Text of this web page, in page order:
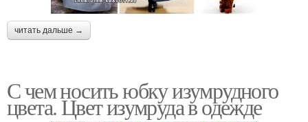
читать дальше →
С чем носить юбку изумрудного
цвета. Цвет изумруда в одежде